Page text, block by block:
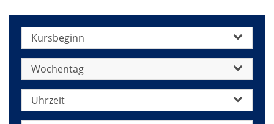
Kursbeginn
Wochentag
Uhrzeit